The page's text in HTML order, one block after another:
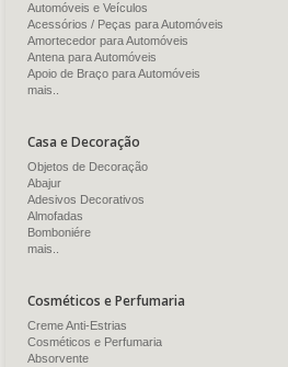
Automóveis e Veículos
Acessórios / Peças para Automóveis
Amortecedor para Automóveis
Antena para Automóveis
Apoio de Braço para Automóveis
mais..
Casa e Decoração
Objetos de Decoração
Abajur
Adesivos Decorativos
Almofadas
Bomboniére
mais..
Cosméticos e Perfumaria
Creme Anti-Estrias
Cosméticos e Perfumaria
Absorvente